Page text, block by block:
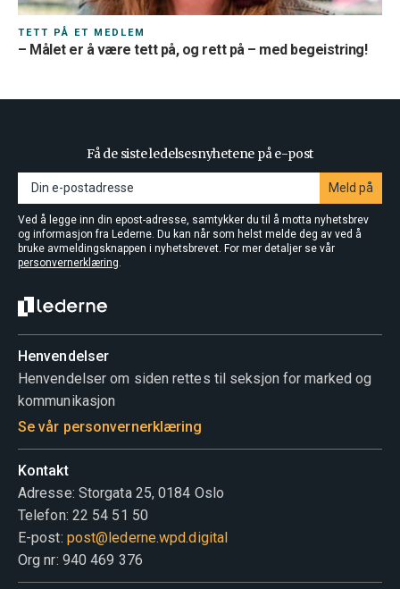
TETT PÅ ET MEDLEM
– Målet er å være tett på, og rett på – med begeistring!
Få de siste ledelsesnyhetene på e-post
Meld på
Ved å legge inn din epost-adresse, samtykker du til å motta nyhetsbrev
og informasjon fra Lederne. Du kan når som helst melde deg av ved å
bruke avmeldingsknappen i nyhetsbrevet. For mer detaljer se vår
personvernerklæring.
Henvendelser
Henvendelser om siden rettes til seksjon for marked og
kommunikasjon
Se vår personvernerklæring
Kontakt
Adresse: Storgata 25, 0184 Oslo
Telefon: 22 54 51 50
E-post: post@lederne.wpd.digital
Org nr: 940 469 376